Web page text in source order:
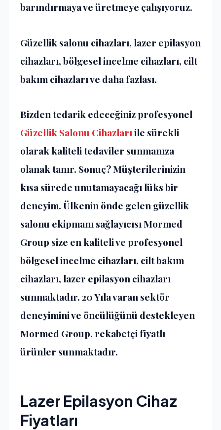
barındırmaya ve üretmeye çalışıyoruz.
Güzellik salonu cihazları, lazer epilasyon
cihazları, bölgesel incelme cihazları, cilt
bakım cihazları ve daha fazlası.
Bizden tedarik edeceğiniz profesyonel
Güzellik Salonu Cihazlarıile sürekli
olarak kaliteli tedaviler sunmanıza
olanak tanır. Sonuç? Müşterilerinizin
kısa sürede unutamayacağı lüks bir
deneyim. Ülkenin önde gelen güzellik
salonu ekipmanı sağlayıcısı Mormed
Group size en kaliteli ve profesyonel
bölgesel incelme cihazları, cilt bakım
cihazları, lazer epilasyon cihazları
sunmaktadır. 20 Yıla varan sektör
deneyimini ve öncülüğünü destekleyen
Mormed Group, rekabetçi fiyatlı
ürünler sunmaktadır.
Lazer Epilasyon Cihaz
Fiyatları